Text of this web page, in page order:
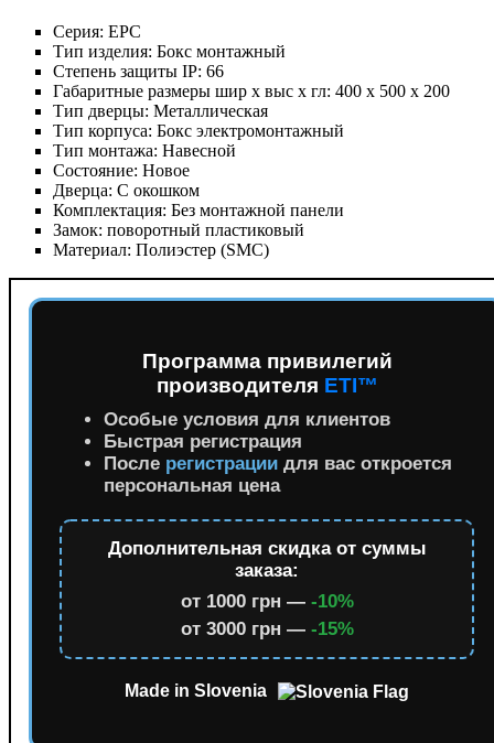
Серия: EPC
Тип изделия: Бокс монтажный
Степень защиты IP: 66
Габаритные размеры шир х выс х гл: 400 х 500 х 200
Тип дверцы: Металлическая
Тип корпуса: Бокс электромонтажный
Тип монтажа: Навесной
Состояние: Новое
Дверца: С окошком
Комплектация: Без монтажной панели
Замок: поворотный пластиковый
Материал: Полиэстер (SMC)
Программа привилегий
производителя ETI™
Особые условия для клиентов
Быстрая регистрация
После регистрации для вас откроется
персональная цена
Дополнительная скидка от суммы
заказа:
от 1000 грн — -10%
от 3000 грн — -15%
Made in Slovenia